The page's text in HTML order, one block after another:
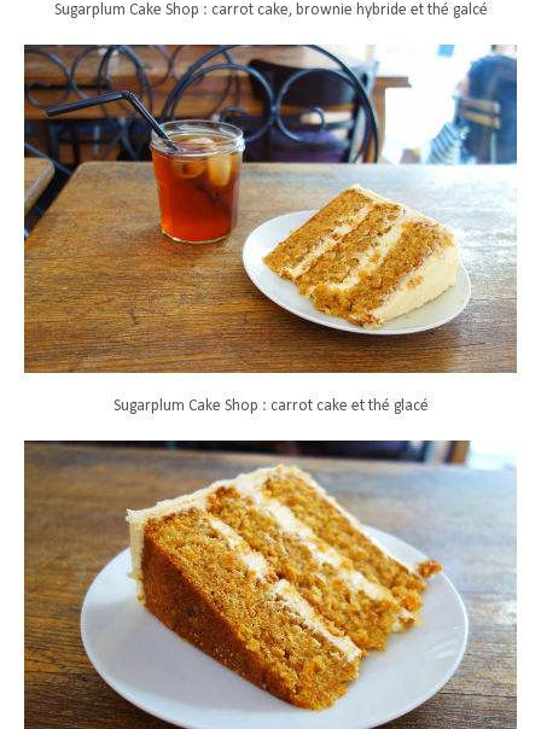
Sugarplum Cake Shop : carrot cake, brownie hybride et thé galcé
Sugarplum Cake Shop : carrot cake et thé glacé